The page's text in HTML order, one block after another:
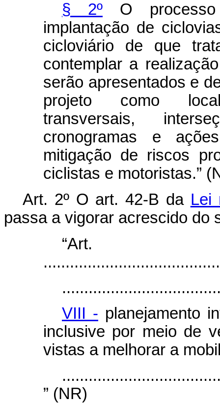
§ 2º O
implantação de
cicloviário de que
contemplar a
serão apresentados e
projeto como
transversais,
cronogramas e
mitigação de riscos
ciclistas e motoristas.”
Art. 2º O art. 42-B da Lei
passa a vigorar acrescido do
VIII - planejamento
inclusive por meio de
vistas a melhorar a
” (NR)